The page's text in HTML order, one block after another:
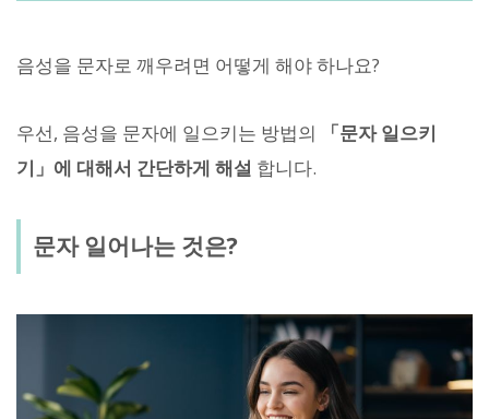
음성을 문자로 깨우려면 어떻게 해야 하나요?
우선, 음성을 문자에 일으키는 방법의
「문자 일으키
기」에 대해서 간단하게 해설 합니다.
문자 일어나는 것은?